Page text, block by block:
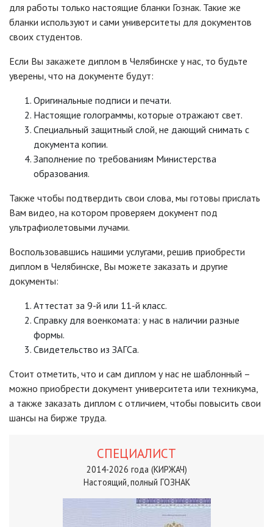
для работы только настоящие бланки Гознак. Такие же
бланки используют и сами университеты для документов
своих студентов.
Если Вы закажете диплом в Челябинске у нас, то будьте
уверены, что на документе будут:
Оригинальные подписи и печати.
Настоящие голограммы, которые отражают свет.
Специальный защитный слой, не дающий снимать с
документа копии.
Заполнение по требованиям Министерства
образования.
Также чтобы подтвердить свои слова, мы готовы прислать
Вам видео, на котором проверяем документ под
ультрафиолетовыми лучами.
Воспользовавшись нашими услугами, решив приобрести
диплом в Челябинске, Вы можете заказать и другие
документы:
Аттестат за 9-й или 11-й класс.
Справку для военкомата: у нас в наличии разные
формы.
Свидетельство из ЗАГСа.
Стоит отметить, что и сам диплом у нас не шаблонный –
можно приобрести документ университета или техникума,
а также заказать диплом с отличием, чтобы повысить свои
шансы на бирже труда.
СПЕЦИАЛИСТ
2014-2026 года (КИРЖАЧ)
Настоящий, полный ГОЗНАК